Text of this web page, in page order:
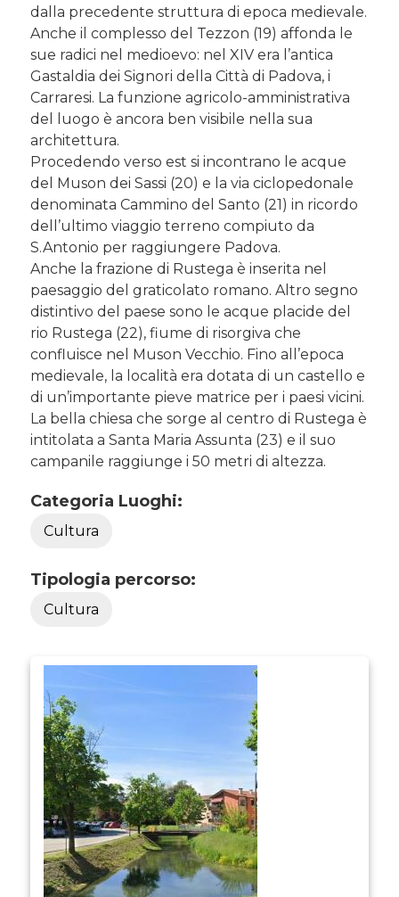
dalla precedente struttura di epoca medievale.
Anche il complesso del Tezzon (19) affonda le
sue radici nel medioevo: nel XIV era l’antica
Gastaldia dei Signori della Città di Padova, i
Carraresi. La funzione agricolo-amministrativa
del luogo è ancora ben visibile nella sua
architettura.
Procedendo verso est si incontrano le acque
del Muson dei Sassi (20) e la via ciclopedonale
denominata Cammino del Santo (21) in ricordo
dell’ultimo viaggio terreno compiuto da
S.Antonio per raggiungere Padova.
Anche la frazione di Rustega è inserita nel
paesaggio del graticolato romano. Altro segno
distintivo del paese sono le acque placide del
rio Rustega (22), fiume di risorgiva che
confluisce nel Muson Vecchio. Fino all’epoca
medievale, la località era dotata di un castello e
di un’importante pieve matrice per i paesi vicini.
La bella chiesa che sorge al centro di Rustega è
intitolata a Santa Maria Assunta (23) e il suo
campanile raggiunge i 50 metri di altezza.
Categoria Luoghi:
Cultura
Tipologia percorso:
Cultura